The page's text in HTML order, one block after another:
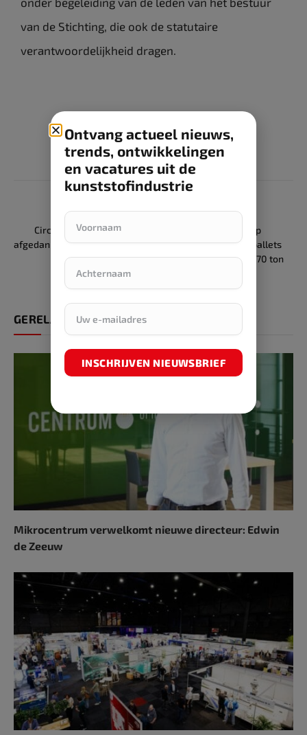
van de Stichting, die ook de statutaire
verantwoordelijkheid dragen.
PREVIOUS ARTICLE
Circulaire toekomst voor
afgedankte touwen en netten
uit de visserij en
landbouwsector
NEXT ARTICLE
Xella schakelt over op
circulaire kunststof pallets
en bespaart jaarlijks 70 ton
GERELATEERDE ARTIKELEN
Mikrocentrum verwelkomt nieuwe directeur: Edwin
de Zeeuw
Ontvang actueel nieuws,
trends, ontwikkelingen
en vacatures uit de
kunststofindustrie
INSCHRIJVEN NIEUWSBRIEF